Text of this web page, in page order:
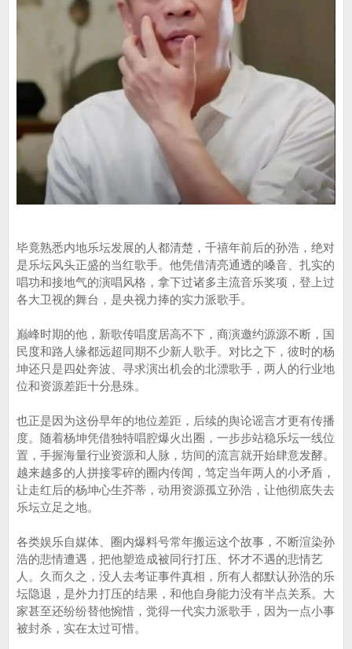
毕竟熟悉内地乐坛发展的人都清楚，千禧年前后的孙浩，绝对
是乐坛风头正盛的当红歌手。他凭借清亮通透的嗓音、扎实的
唱功和接地气的演唱风格，拿下过诸多主流音乐奖项，登上过
各大卫视的舞台，是央视力捧的实力派歌手。
巅峰时期的他，新歌传唱度居高不下，商演邀约源源不断，国
民度和路人缘都远超同期不少新人歌手。对比之下，彼时的杨
坤还只是四处奔波、寻求演出机会的北漂歌手，两人的行业地
位和资源差距十分悬殊。
也正是因为这份早年的地位差距，后续的舆论谣言才更有传播
度。随着杨坤凭借独特唱腔爆火出圈，一步步站稳乐坛一线位
置，手握海量行业资源和人脉，坊间的流言就开始肆意发酵。
越来越多的人拼接零碎的圈内传闻，笃定当年两人的小矛盾，
让走红后的杨坤心生芥蒂，动用资源孤立孙浩，让他彻底失去
乐坛立足之地。
各类娱乐自媒体、圈内爆料号常年搬运这个故事，不断渲染孙
浩的悲情遭遇，把他塑造成被同行打压、怀才不遇的悲情艺
人。久而久之，没人去考证事件真相，所有人都默认孙浩的乐
坛隐退，是外力打压的结果，和他自身能力没有半点关系。大
家甚至还纷纷替他惋惜，觉得一代实力派歌手，因为一点小事
被封杀，实在太过可惜。